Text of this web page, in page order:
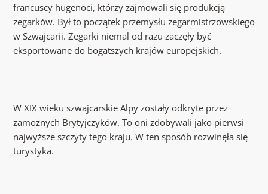
francuscy hugenoci, którzy zajmowali się produkcją
zegarków. Był to początek przemysłu zegarmistrzowskiego
w Szwajcarii. Zegarki niemal od razu zaczęły być
eksportowane do bogatszych krajów europejskich.
W XIX wieku szwajcarskie Alpy zostały odkryte przez
zamożnych Brytyjczyków. To oni zdobywali jako pierwsi
najwyższe szczyty tego kraju. W ten sposób rozwinęła się
turystyka.